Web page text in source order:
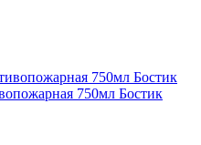
750мл Бостик